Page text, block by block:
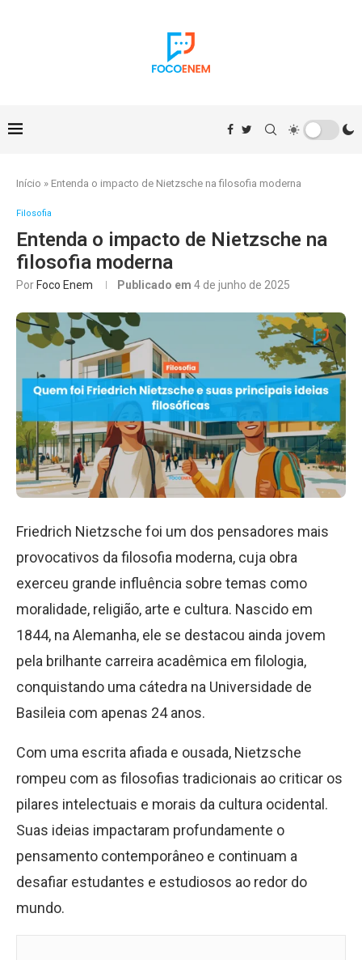
Início » Entenda o impacto de Nietzsche na filosofia moderna
Filosofia
Entenda o impacto de Nietzsche na
filosofia moderna
Por Foco Enem Publicado em 4 de junho de 2025
Friedrich Nietzsche foi um dos pensadores mais
provocativos da filosofia moderna, cuja obra
exerceu grande influência sobre temas como
moralidade, religião, arte e cultura. Nascido em
1844, na Alemanha, ele se destacou ainda jovem
pela brilhante carreira acadêmica em filologia,
conquistando uma cátedra na Universidade de
Basileia com apenas 24 anos.
Com uma escrita afiada e ousada, Nietzsche
rompeu com as filosofias tradicionais ao criticar os
pilares intelectuais e morais da cultura ocidental.
Suas ideias impactaram profundamente o
pensamento contemporâneo e continuam a
desafiar estudantes e estudiosos ao redor do
mundo.